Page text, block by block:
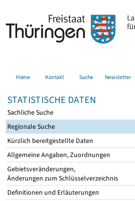
Home Kontakt Suche Newsletter
STATISTISCHE DATEN
Sachliche Suche
Regionale Suche
Kürzlich bereitgestellte Daten
Allgemeine Angaben, Zuordnungen
Gebietsveränderungen,
Änderungen zum Schlüsselverzeichnis
Definitionen und Erläuterungen